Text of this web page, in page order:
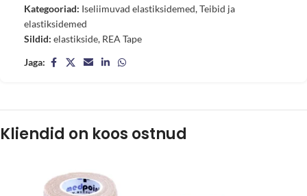
Kategooriad: Iseliimuvad elastiksidemed,Teibid ja
elastiksidemed
Sildid: elastikside, REA Tape
Jaga:
Kliendid on koos ostnud